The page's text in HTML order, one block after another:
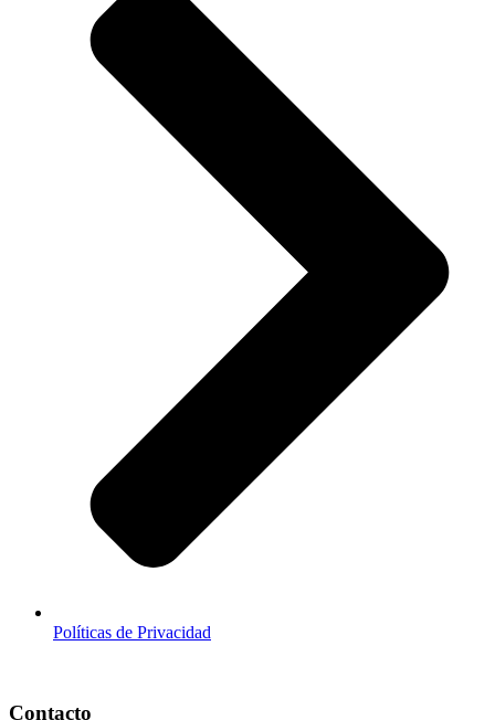
Políticas de Privacidad
Contacto